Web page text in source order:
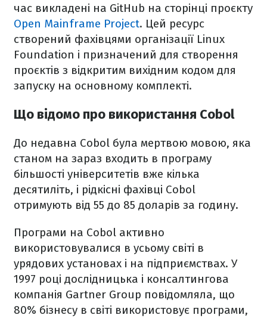
час викладені на GitHub на сторінці проєкту
Open Mainframe Project. Цей ресурс
створений фахівцями організації Linux
Foundation і призначений для створення
проєктів з відкритим вихідним кодом для
запуску на основному комплекті.
Що відомо про використання Cobol
До недавна Cobol була мертвою мовою, яка
станом на зараз входить в програму
більшості університетів вже кілька
десятиліть, і рідкісні фахівці Cobol
отримують від 55 до 85 доларів за годину.
Програми на Cobol активно
використовувалися в усьому світі в
урядових установах і на підприємствах. У
1997 році дослідницька і консалтингова
компанія Gartner Group повідомляла, що
80% бізнесу в світі використовує програми,